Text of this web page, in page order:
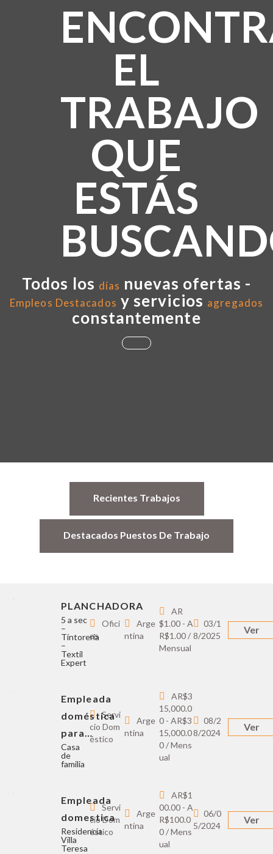
EL
TRABAJO
QUE
ESTÁS
Todos los días nuevas ofertas -
Empleos Destacados y servicios agregados
constantemente
Recientes Trabajos
Destacados Puestos De Trabajo
PLANCHADORA
5 a sec
–
Tintoreria
–
Textil
Expert
Ofici
os
Arge
ntina
AR
$1.00 - A
R$1.00 /
Mensual
03/1
8/2025
Ver
Empleada
doméstica
para…
Casa
de
familia
Servi
cio Dom
éstico
Arge
ntina
AR$3
15,000.0
0 - AR$3
15,000.0
0 / Mens
ual
08/2
8/2024
Ver
Empleada
domestica
Residencia
Villa
Teresa
Servi
cio Dom
éstico
Arge
ntina
AR$1
00.00 - A
R$100.0
0 / Mens
ual
06/0
5/2024
Ver